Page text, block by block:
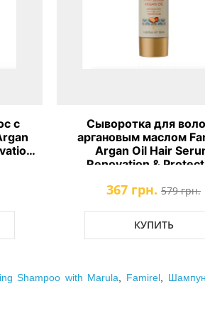
с
Сыворотка для
аргановым маслом
Argan Oil Hair
Renovation &
367 грн. 579 грн.
КУПИТЬ
Shampoo with Marula Famirel